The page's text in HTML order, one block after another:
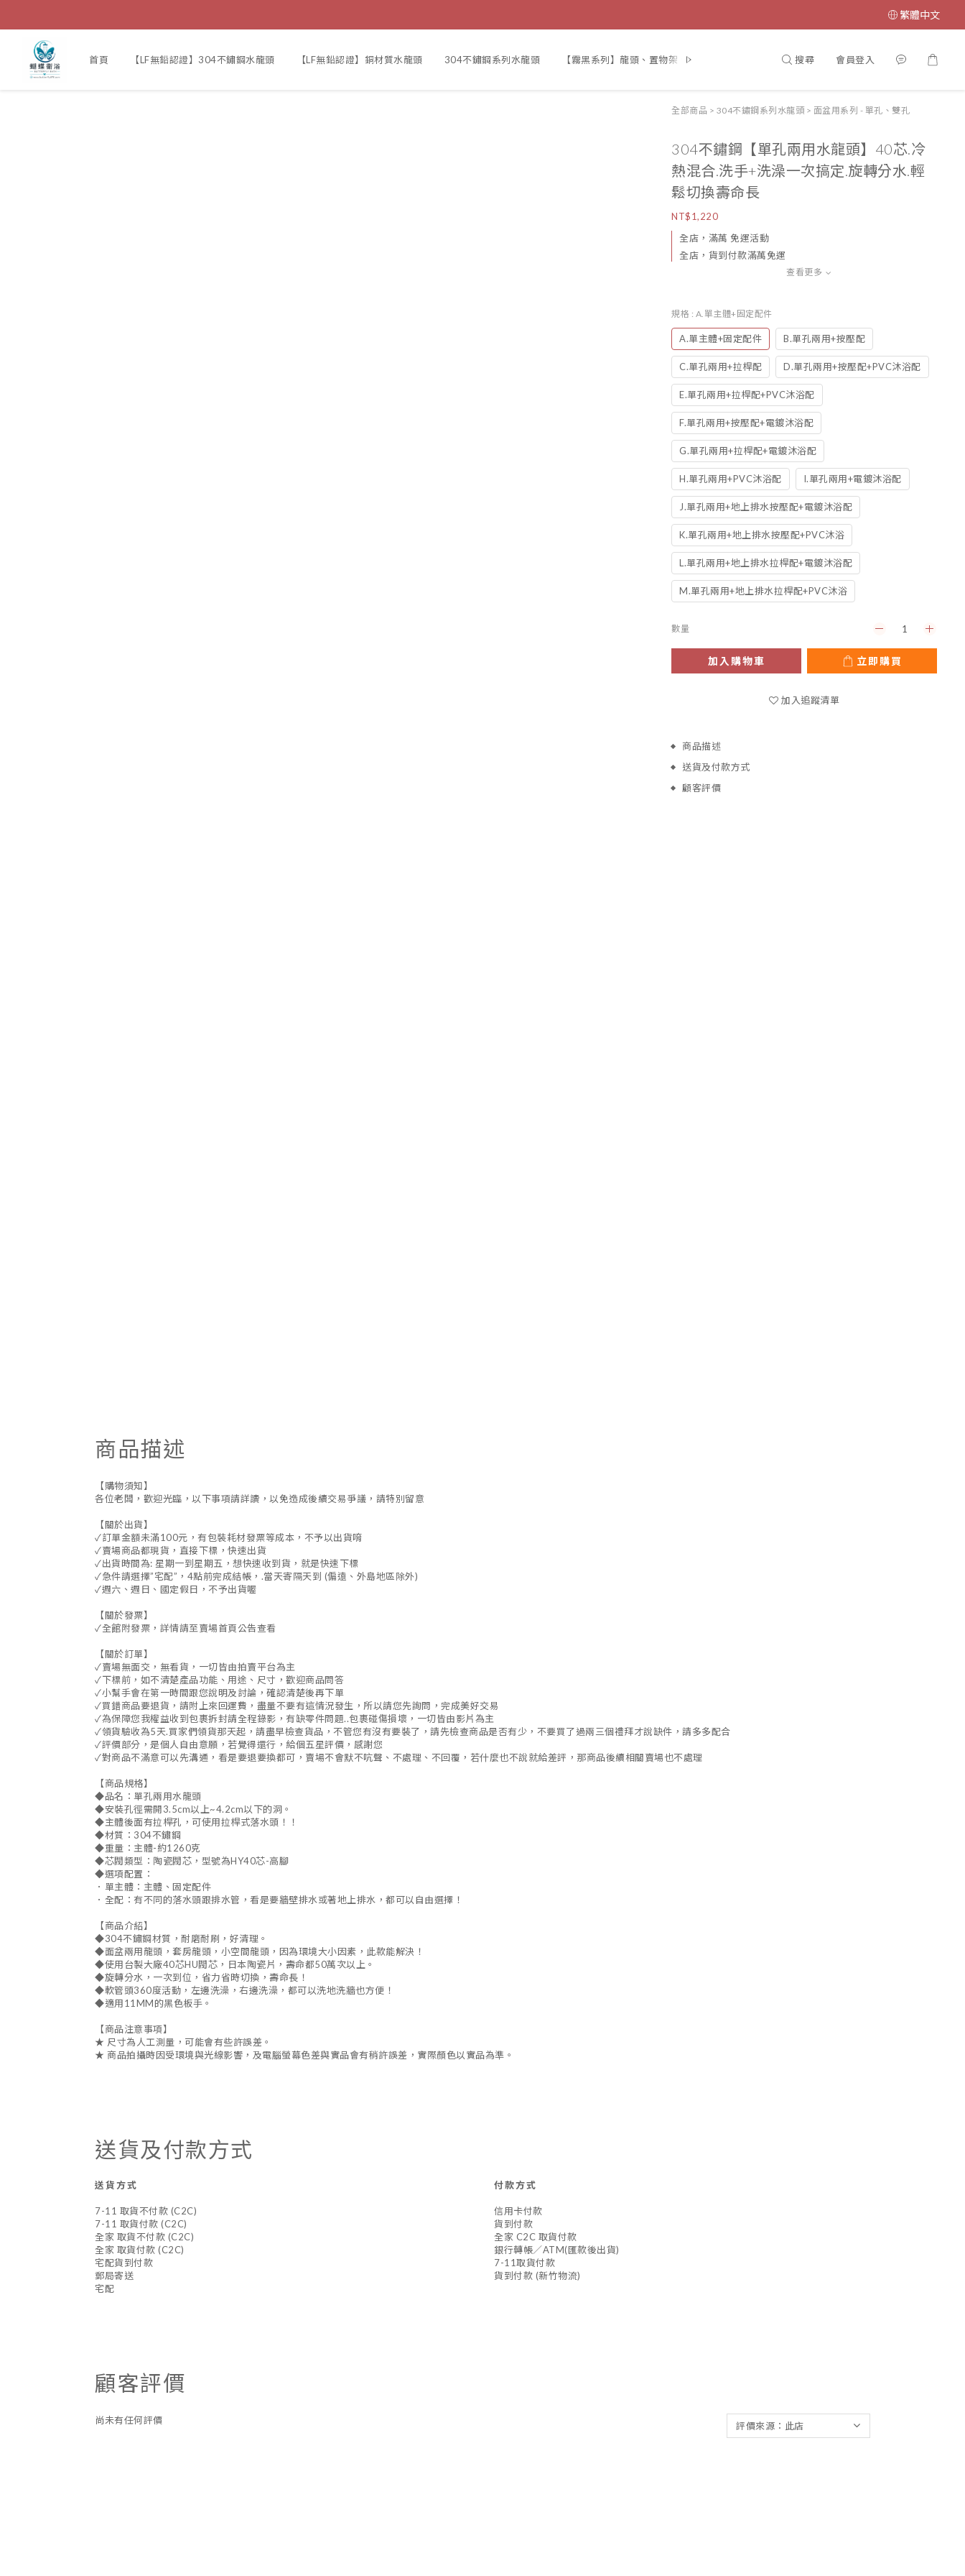
繁體中文
首頁 【LF無鉛認證】304不鏽鋼水龍頭 【LF無鉛認證】銅材質水龍頭 304不鏽鋼系列水龍頭 【霧黑系列】龍頭、置物架、毛巾杆、蓮蓬頭 大型淋浴花灑系列 收納、置物架系列
搜尋 會員登入
全部商品 > 304不鏽鋼系列水龍頭 > 面盆用系列 - 單孔、雙孔
304不鏽鋼【單孔兩用水龍頭】40芯.冷
熱混合.洗手+洗澡一次搞定.旋轉分水.輕
鬆切換壽命長
NT$1,220
全店，滿萬 免運活動
全店，貨到付款滿萬免運
查看更多
規格 : A.單主體+固定配件
A.單主體+固定配件 B.單孔兩用+按壓配
C.單孔兩用+拉桿配 D.單孔兩用+按壓配+PVC沐浴配
E.單孔兩用+拉桿配+PVC沐浴配
F.單孔兩用+按壓配+電鍍沐浴配
G.單孔兩用+拉桿配+電鍍沐浴配
H.單孔兩用+PVC沐浴配 I.單孔兩用+電鍍沐浴配
J.單孔兩用+地上排水按壓配+電鍍沐浴配
K.單孔兩用+地上排水按壓配+PVC沐浴
L.單孔兩用+地上排水拉桿配+電鍍沐浴配
M.單孔兩用+地上排水拉桿配+PVC沐浴
數量
加入購物車 立即購買
加入追蹤清單
商品描述
送貨及付款方式
顧客評價
商品描述
【購物須知】
各位老闆，歡迎光臨，以下事項請詳讀，以免造成後續交易爭議，請特別留意
【關於出貨】
✓訂單金額未滿100元，有包裝耗材發票等成本，不予以出貨唷
✓賣場商品都現貨，直接下標，快速出貨
✓出貨時間為: 星期一到星期五，想快速收到貨，就是快速下標
✓急件請選擇”宅配”，4點前完成結帳，.當天寄隔天到 (偏遠、外島地區除外)
✓週六、週日、國定假日，不予出貨喔
【關於發票】
✓全館附發票，詳情請至賣場首頁公告查看
【關於訂單】
✓賣場無面交，無看貨，一切皆由拍賣平台為主
✓下標前，如不清楚產品功能、用途、尺寸，歡迎商品問答
✓小幫手會在第一時間跟您說明及討論，確認清楚後再下單
✓買錯商品要退貨，請附上來回運費，盡量不要有這情況發生，所以請您先詢問，完成美好交易
✓為保障您我權益收到包裹拆封請全程錄影，有缺零件問題..包裹碰傷損壞，一切皆由影片為主
✓領貨驗收為5天.買家們領貨那天起，請盡早檢查貨品，不管您有沒有要裝了，請先檢查商品是否有少，不要買了過兩三個禮拜才說缺件，請多多配合
✓評價部分，是個人自由意願，若覺得還行，給個五星評價，感謝您
✓對商品不滿意可以先溝通，看是要退要換都可，賣場不會默不吭聲、不處理、不回覆，若什麼也不說就給差評，那商品後續相關賣場也不處理
【商品規格】
◆品名：單孔兩用水龍頭
◆安裝孔徑需開3.5cm以上~4.2cm以下的洞。
◆主體後面有拉桿孔，可使用拉桿式落水頭！！
◆材質：304不鏽鋼
◆重量：主體-約1260克
◆芯閥類型：陶瓷閥芯，型號為HY40芯-高腳
◆選項配置：
．單主體：主體、固定配件
．全配：有不同的落水頭跟排水管，看是要牆壁排水或著地上排水，都可以自由選擇！
【商品介紹】
◆304不鏽鋼材質，耐磨耐刷，好清理。
◆面盆兩用龍頭，套房龍頭，小空間龍頭，因為環境大小因素，此款能解決！
◆使用台製大廠40芯HU閥芯，日本陶瓷片，壽命都50萬次以上。
◆旋轉分水，一次到位，省力省時切換，壽命長！
◆軟管頭360度活動，左邊洗澡，右邊洗澡，都可以洗地洗牆也方便！
◆適用11MM的黑色板手。
【商品注意事項】
★ 尺寸為人工測量，可能會有些許誤差。
★ 商品拍攝時因受環境與光線影響，及電腦螢幕色差與實品會有稍許誤差，實際顏色以實品為準。
送貨及付款方式
送貨方式
7-11 取貨不付款 (C2C)
7-11 取貨付款 (C2C)
全家 取貨不付款 (C2C)
全家 取貨付款 (C2C)
宅配貨到付款
郵局寄送
宅配
付款方式
信用卡付款
貨到付款
全家 C2C 取貨付款
銀行轉帳／ATM(匯款後出貨)
7-11取貨付款
貨到付款 (新竹物流)
顧客評價
尚未有任何評價